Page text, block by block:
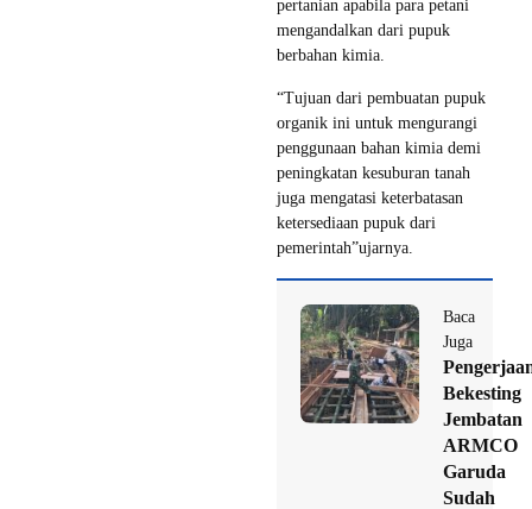
pertanian apabila para petani
mengandalkan dari pupuk
berbahan kimia.
“Tujuan dari pembuatan pupuk
organik ini untuk mengurangi
penggunaan bahan kimia demi
peningkatan kesuburan tanah
juga mengatasi keterbatasan
ketersediaan pupuk dari
pemerintah”ujarnya.
Baca
Juga
Bekesting
Jembatan
ARMCO
Garuda
Sudah